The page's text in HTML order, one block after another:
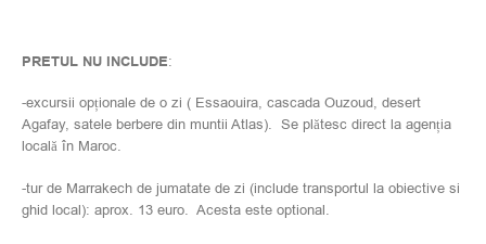
PRETUL NU INCLUDE:
-excursii opționale de o zi ( Essaouira, cascada Ouzoud, desert
Agafay, satele berbere din muntii Atlas). Se plătesc direct la agenția
locală în Maroc.
-tur de Marrakech de jumatate de zi (include transportul la obiective si
ghid local): aprox. 13 euro. Acesta este optional.